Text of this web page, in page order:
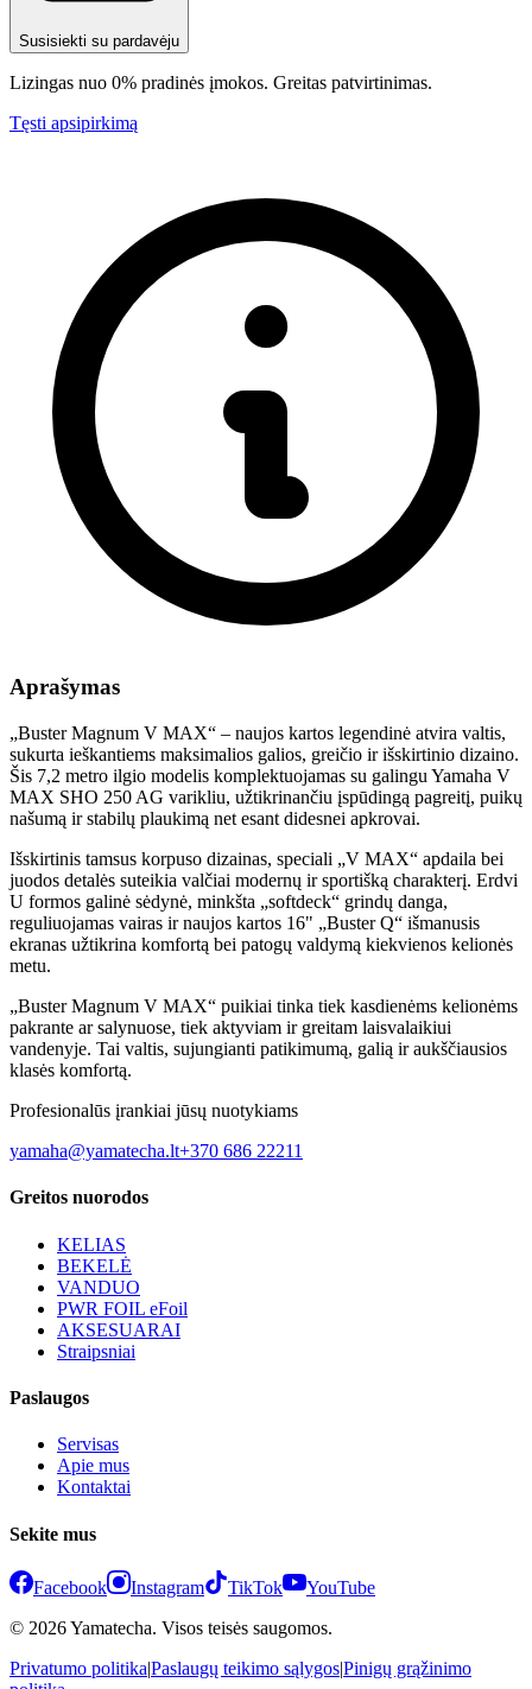
Susisiekti su pardavėju
Lizingas nuo 0% pradinės įmokos. Greitas patvirtinimas.
Tęsti apsipirkimą
Aprašymas
„Buster Magnum V MAX“ – naujos kartos legendinė atvira valtis,
sukurta ieškantiems maksimalios galios, greičio ir išskirtinio dizaino.
Šis 7,2 metro ilgio modelis komplektuojamas su galingu Yamaha V
MAX SHO 250 AG varikliu, užtikrinančiu įspūdingą pagreitį, puikų
našumą ir stabilų plaukimą net esant didesnei apkrovai.
Išskirtinis tamsus korpuso dizainas, speciali „V MAX“ apdaila bei
juodos detalės suteikia valčiai modernų ir sportišką charakterį. Erdvi
U formos galinė sėdynė, minkšta „softdeck“ grindų danga,
reguliuojamas vairas ir naujos kartos 16" „Buster Q“ išmanusis
ekranas užtikrina komfortą bei patogų valdymą kiekvienos kelionės
metu.
„Buster Magnum V MAX“ puikiai tinka tiek kasdienėms kelionėms
pakrante ar salynuose, tiek aktyviam ir greitam laisvalaikiui
vandenyje. Tai valtis, sujungianti patikimumą, galią ir aukščiausios
klasės komfortą.
Profesionalūs įrankiai jūsų nuotykiams
yamaha@yamatecha.lt+370 686 22211
Greitos nuorodos
KELIAS
BEKELĖ
VANDUO
PWR FOIL eFoil
AKSESUARAI
Straipsniai
Paslaugos
Servisas
Apie mus
Kontaktai
Sekite mus
Facebook Instagram TikTok
YouTube
© 2026 Yamatecha. Visos teisės saugomos.
Privatumo politika|Paslaugų teikimo sąlygos|Pinigų grąžinimo